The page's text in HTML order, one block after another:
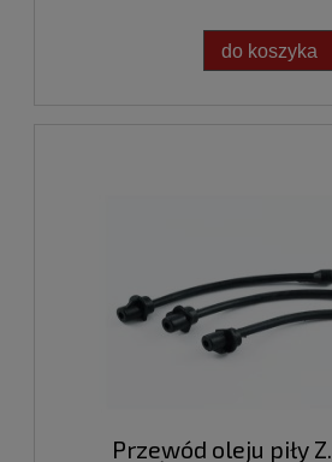
do koszyka
Przewód oleju piły